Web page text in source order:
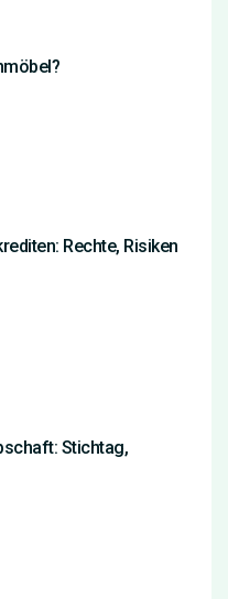
Rechte, Risiken
Stichtag,